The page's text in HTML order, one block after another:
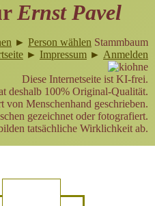
Ernst Pavel
► Person wählen Stammbaum
► Impressum ► Anmelden
Diese Internetseite ist KI-frei.
deshalb 100% Original-Qualität.
von Menschenhand geschrieben.
gezeichnet oder fotografiert.
tatsächliche Wirklichkeit ab.